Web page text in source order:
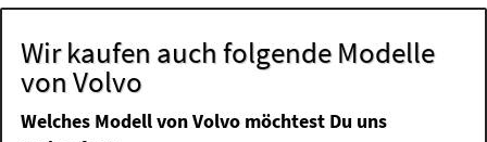
Wir kaufen auch folgende Modelle
von Volvo
Welches Modell von Volvo möchtest Du uns